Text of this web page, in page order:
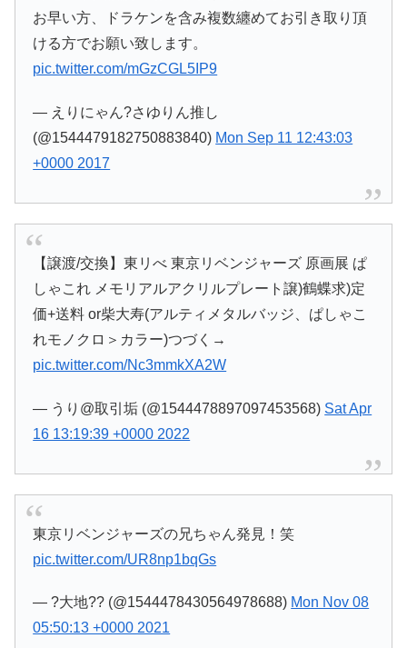
お早い方、ドラケンを含み複数纏めてお引き取り頂
ける方でお願い致します。
pic.twitter.com/mGzCGL5IP9
— えりにゃん?さゆりん推し
(@1544479182750883840) Mon Sep 11 12:43:03
+0000 2017
【譲渡/交換】東リべ 東京リベンジャーズ 原画展 ぱ
しゃこれ メモリアルアクリルプレート譲)鶴蝶求)定
価+送料 or柴大寿(アルティメタルバッジ、ぱしゃこ
れモノクロ＞カラー)つづく→
pic.twitter.com/Nc3mmkXA2W
— うり@取引垢 (@1544478897097453568) Sat Apr
16 13:19:39 +0000 2022
東京リベンジャーズの兄ちゃん発見！笑
pic.twitter.com/UR8np1bqGs
— ?大地?? (@1544478430564978688) Mon Nov 08
05:50:13 +0000 2021